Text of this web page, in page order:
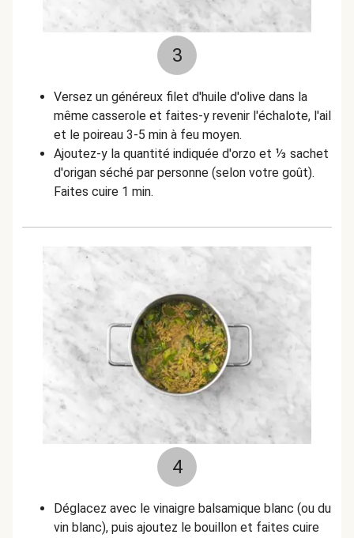
3
Versez un généreux filet d'huile d'olive dans la
même casserole et faites-y revenir l'échalote, l'ail
et le poireau 3-5 min à feu moyen.
Ajoutez-y la quantité indiquée d'orzo et ⅓ sachet
d'origan séché par personne (selon votre goût).
Faites cuire 1 min.
4
Déglacez avec le vinaigre balsamique blanc (ou du
vin blanc), puis ajoutez le bouillon et faites cuire